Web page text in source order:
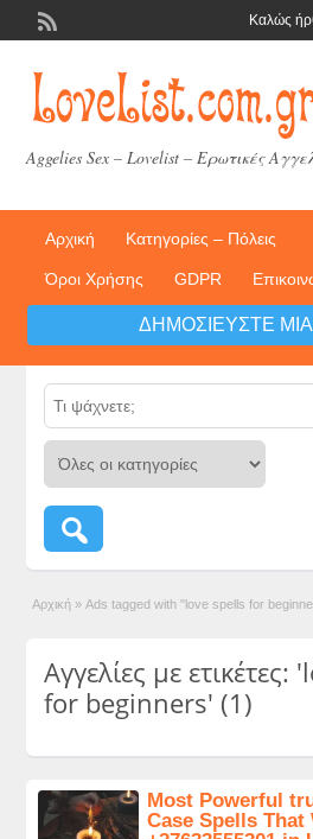
Καλώς
Aggelies Sex – Lovelist – Ερωτικές
Αρχική Κατηγορίες – Πόλεις
Όροι Χρήσης GDPR
ΔΗΜΟΣΙΕΎΣΤΕ ΜΙΑ
Αρχική » Ads tagged with "love spells for
Αγγελίες με
for beginners' (1)
Most Powerful
Case Spells That